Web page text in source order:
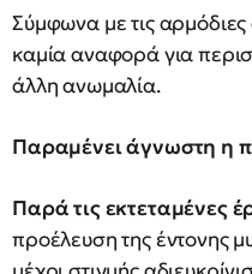
Σύμφωνα με τις
καμία αναφορά για
άλλη ανωμαλία.
Παραμένει άγνωστη η
Παρά τις εκτεταμένες
προέλευση της έντονης